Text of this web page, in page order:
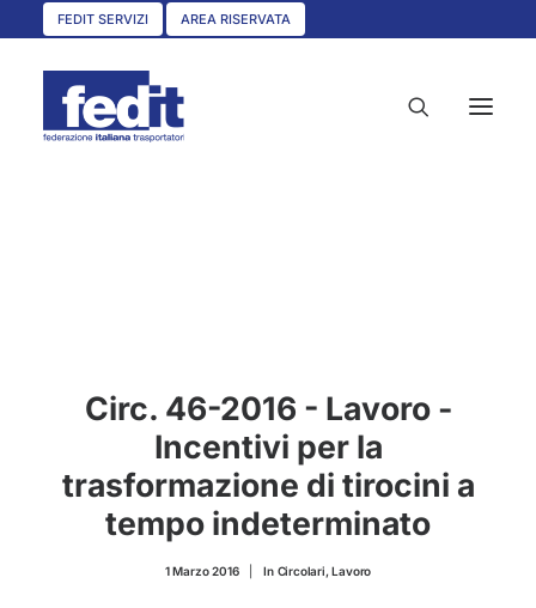
FEDIT SERVIZI AREA RISERVATA
UNISCITI A NOI
CONVENZIONI
ASSOCIAZIONI TERRITORIALI
Circ. 46-2016 - Lavoro -
Incentivi per la
trasformazione di tirocini a
tempo indeterminato
1 Marzo 2016 In Circolari,Lavoro